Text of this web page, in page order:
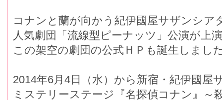
コナンと蘭が向かう紀伊國屋サザンシア
人気劇団「流線型ピーナッツ」公演が上
この架空の劇団の公式ＨＰも誕生しまし
2014年6月4日（水）から新宿・紀伊國屋
ミステリーステージ『名探偵コナン』～